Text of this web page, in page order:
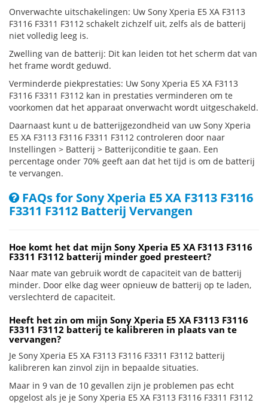
Onverwachte uitschakelingen: Uw Sony Xperia E5 XA F3113
F3116 F3311 F3112 schakelt zichzelf uit, zelfs als de batterij
niet volledig leeg is.
Zwelling van de batterij: Dit kan leiden tot het scherm dat van
het frame wordt geduwd.
Verminderde piekprestaties: Uw Sony Xperia E5 XA F3113
F3116 F3311 F3112 kan in prestaties verminderen om te
voorkomen dat het apparaat onverwacht wordt uitgeschakeld.
Daarnaast kunt u de batterijgezondheid van uw Sony Xperia
E5 XA F3113 F3116 F3311 F3112 controleren door naar
Instellingen > Batterij > Batterijconditie te gaan. Een
percentage onder 70% geeft aan dat het tijd is om de batterij
te vervangen.
FAQs for Sony Xperia E5 XA F3113 F3116
F3311 F3112 Batterij Vervangen
Hoe komt het dat mijn Sony Xperia E5 XA F3113 F3116
F3311 F3112 batterij minder goed presteert?
Naar mate van gebruik wordt de capaciteit van de batterij
minder. Door elke dag weer opnieuw de batterij op te laden,
verslechterd de capaciteit.
Heeft het zin om mijn Sony Xperia E5 XA F3113 F3116
F3311 F3112 batterij te kalibreren in plaats van te
vervangen?
Je Sony Xperia E5 XA F3113 F3116 F3311 F3112 batterij
kalibreren kan zinvol zijn in bepaalde situaties.
Maar in 9 van de 10 gevallen zijn je problemen pas echt
opgelost als je je Sony Xperia E5 XA F3113 F3116 F3311 F3112